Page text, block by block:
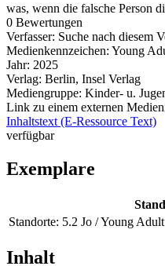
was, wenn die falsche Person
0 Bewertungen
Verfasser: Suche nach diesem
Medienkennzeichen: Young
Jahr: 2025
Verlag: Berlin, Insel Verlag
Mediengruppe: Kinder- u.
Link zu einem externen
Inhaltstext (E-Ressource Text)
verfügbar
Exemplare
Standorte: 5.2 Jo / Young
Inhalt